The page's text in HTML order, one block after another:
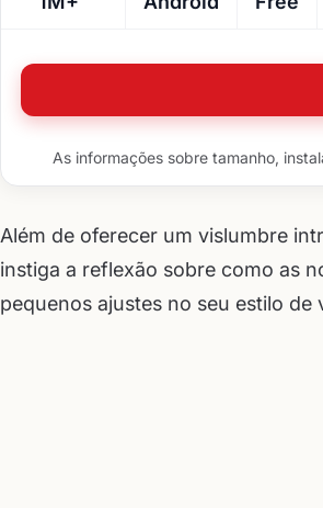
As informações sobre tamanho,
Além de oferecer um vislumbre
instiga a reflexão sobre como as
pequenos ajustes no seu estilo